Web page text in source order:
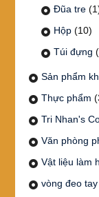
Đũa tre
Hộp (10)
Túi đựng
Sản phẩm
Thực phẩm
Tri Nhan's
Văn phòng
Vật liệu làm
vòng đeo tay